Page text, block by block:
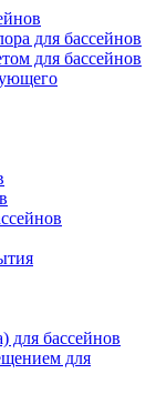
для бассейнов
для бассейнов
для бассейнов
для